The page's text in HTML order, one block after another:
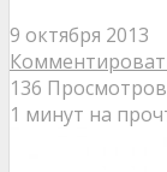
9 октября 2013
136 Просмотров
1 минут на